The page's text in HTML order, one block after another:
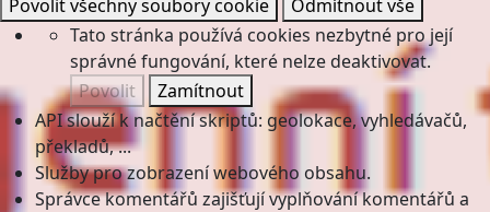
Povolit všechny soubory cookie
Odmítnout vše
Tato stránka používá cookies nezbytné pro její
správné fungování, které nelze deaktivovat.
Povolit
Zamítnout
API slouží k načtění skriptů: geolokace, vyhledávačů,
překladů, ...
Služby pro zobrazení webového obsahu.
Správce komentářů zajišťují vyplňování komentářů a